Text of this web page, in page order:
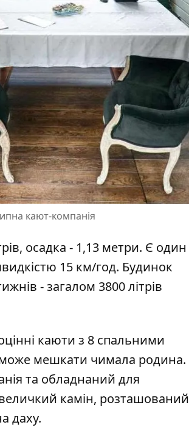
кают-компанія
осадка - 1,13 метри. Є один
15 км/год. Будинок
- загалом 3800 літрів
каюти з 8 спальними
може мешкати чимала родина.
та обладнаний для
камін, розташований
даху.